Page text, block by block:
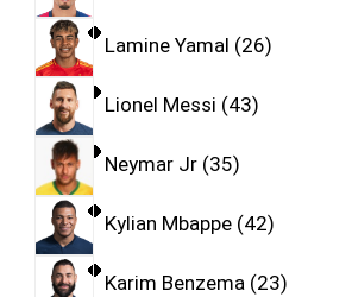
Lamine Yamal 26
Lionel Messi 43
Neymar Jr 35
Kylian Mbappe 42
Karim Benzema 23